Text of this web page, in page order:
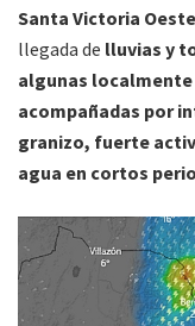
Santa Victoria
llegada de lluvias y
algunas
acompañadas por
granizo, fuerte
agua en cortos